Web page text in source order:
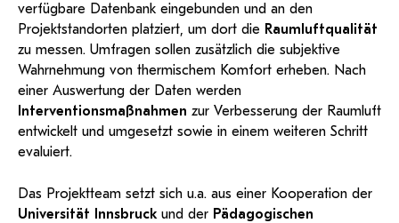
verfügbare Datenbank eingebunden und an den
Projektstandorten platziert, um dort die Raumluftqualität
zu messen. Umfragen sollen zusätzlich die subjektive
Wahrnehmung von thermischem Komfort erheben. Nach
einer Auswertung der Daten werden
Interventionsmaßnahmen zur Verbesserung der Raumluft
entwickelt und umgesetzt sowie in einem weiteren Schritt
evaluiert.
Das Projektteam setzt sich u.a. aus einer Kooperation der
Universität Innsbruckund der Pädagogischen
Login Webredaktion